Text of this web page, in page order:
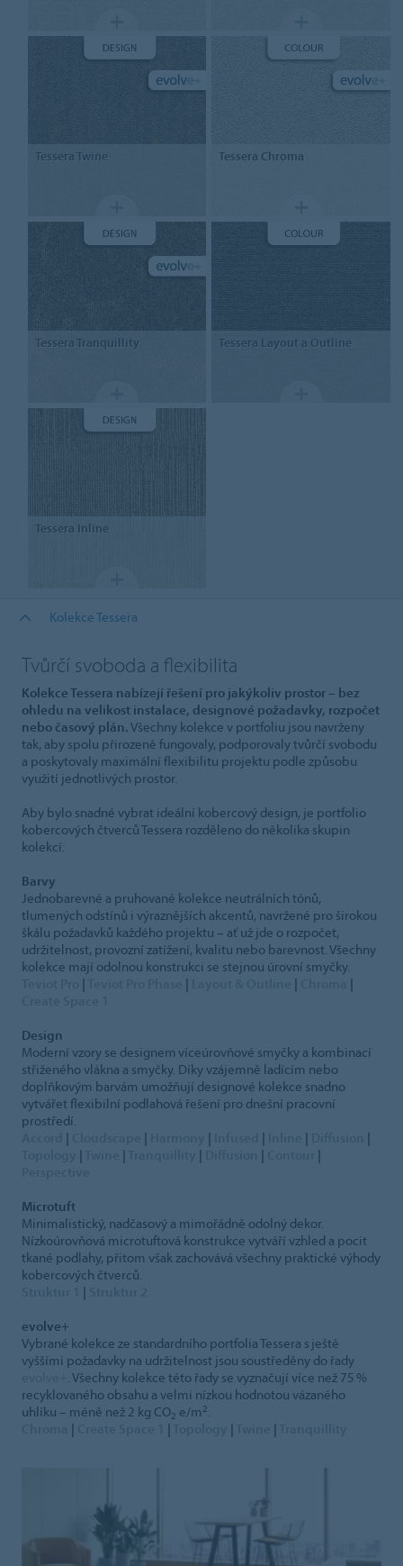
TesseraTwine Tessera Chroma
TesseraTranquillity Tessera Layout a Outline
Tessera Inline
Kolekce Tessera
Tvůrčí svoboda a flexibilita
Kolekce Tessera nabízejí řešení pro jakýkoliv prostor – bez
ohledu na velikost instalace, designové požadavky, rozpočet
nebo časový plán.Všechny kolekce v portfoliu jsou navrženy
tak, aby spolu přirozeně fungovaly, podporovaly tvůrčí svobodu
a poskytovaly maximální flexibilitu projektu podle způsobu
využití jednotlivých prostor.
Aby bylo snadné vybrat ideální kobercový design, je portfolio
kobercových čtverců Tessera rozděleno do několika skupin
kolekcí:
Barvy
Jednobarevné a pruhované kolekce neutrálních tónů,
tlumených odstínů i výraznějších akcentů, navržené pro širokou
škálu požadavků každého projektu – ať už jde o rozpočet,
udržitelnost, provozní zatížení, kvalitu nebo barevnost. Všechny
kolekce mají odolnou konstrukci se stejnou úrovní smyčky.
| | |
|
Design
Moderní vzory se designem víceúrovňové smyčky a kombinací
střiženého vlákna a smyčky. Díky vzájemně ladícím nebo
doplňkovým barvám umožňují designové kolekce snadno
vytvářet flexibilní podlahová řešení pro dnešní pracovní
prostředí.
| | | | |
|
| | | |
|
Microtuft
Minimalistický, nadčasový a mimořádně odolný dekor.
Nízkoúrovňová microtuftová konstrukce vytváří vzhled a pocit
tkané podlahy, přitom však zachovává všechny praktické výhody
kobercových čtverců.
|
evolve+
Vybrané kolekce ze standardního portfolia Tessera s ještě
vyššími požadavky na udržitelnost jsou soustředěny do řady
. Všechny kolekce této řady se vyznačují více než 75 %
recyklovaného obsahu a velmi nízkou hodnotou vázaného
uhlíku – méně než 2 kg CO2 e/m 2.
| | | |